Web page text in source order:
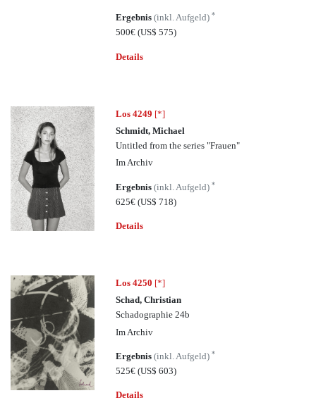
Ergebnis(inkl. Aufgeld)*
500€(US$ 575)
Details
Los 4249 [*]
Schmidt, Michael
Untitled from the series "Frauen"
Im Archiv
Ergebnis(inkl. Aufgeld)*
625€(US$ 718)
Details
Los 4250 [*]
Schad, Christian
Schadographie 24b
Im Archiv
Ergebnis(inkl. Aufgeld)*
525€(US$ 603)
Details